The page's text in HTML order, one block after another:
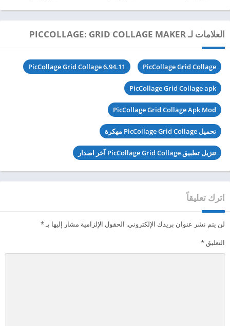
العلامات لـ PICCOLLAGE: GRID COLLAGE MAKER
PicCollage Grid Collage
PicCollage Grid Collage 6.94.11
PicCollage Grid Collage apk
PicCollage Grid Collage Apk Mod
تحميل PicCollage Grid Collage مهكرة
تنزيل تطبيق PicCollage Grid Collage آخر اصدار
اترك تعليقاً
لن يتم نشر عنوان بريدك الإلكتروني. الحقول الإلزامية مشار إليها بـ*
التعليق*